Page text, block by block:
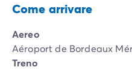
Come arrivare
Aereo
Aéroport de Bordeaux
Treno